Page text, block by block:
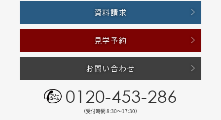
資料請求
見学予約
お問い合わせ
0120-453-286
（受付時間 8:30〜17:30）